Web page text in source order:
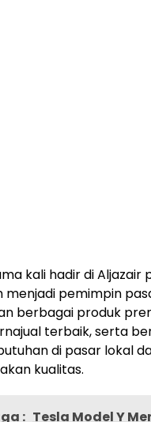
kali hadir di Aljazair
menjadi pemimpin
berbagai produk
terbaik, serta
di pasar lokal
kualitas.
: Tesla Model Y